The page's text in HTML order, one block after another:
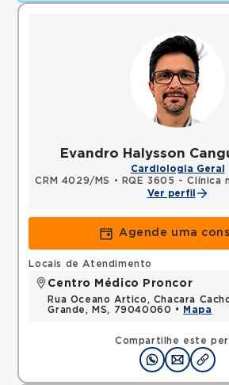
Evandro Halysson
Cardiologia Geral
CRM 4029/MS
• RQE 3605 - Clínica
Ver perfil
Agende uma
Compartilhe este
Locais de Atendimento
Centro Médico Proncor
Rua Oceano Artico, Chacara
Grande, MS, 79040060 •
Mapa